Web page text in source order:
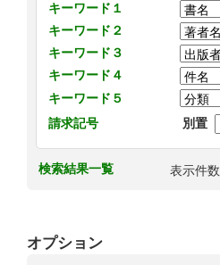
キーワード１
キーワード２
キーワード３
キーワード４
キーワード５
請求記号
別置
検索結果一覧 表示件数
オプション